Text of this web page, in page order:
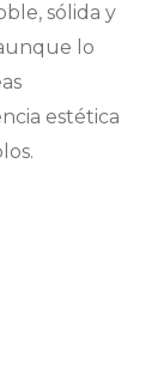
sólida y
lo
estética